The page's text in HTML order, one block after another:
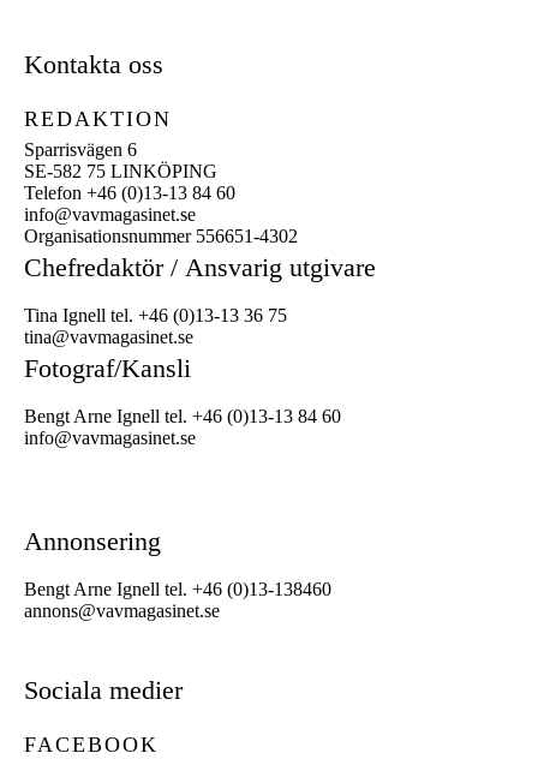
Kontakta oss
REDAKTION
Sparrisvägen 6
SE-582 75 LINKÖPING
Telefon +46 (0)13-13 84 60
info@vavmagasinet.se
Organisationsnummer 556651-4302
Chefredaktör / Ansvarig utgivare
Tina Ignell tel. +46 (0)13-13 36 75
tina@vavmagasinet.se
Fotograf/Kansli
Bengt Arne Ignell tel. +46 (0)13-13 84 60
info@vavmagasinet.se
Annonsering
Bengt Arne Ignell tel. +46 (0)13-138460
annons@vavmagasinet.se
Sociala medier
FACEBOOK